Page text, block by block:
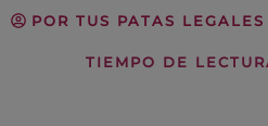
POR TUS PATAS LEGALES